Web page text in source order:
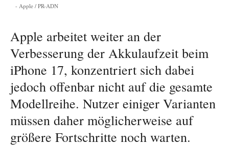
Apple / PR-ADN
Apple arbeitet weiter an der
Verbesserung der Akkulaufzeit beim
iPhone 17, konzentriert sich dabei
jedoch offenbar nicht auf die gesamte
Modellreihe. Nutzer einiger Varianten
müssen daher möglicherweise auf
größere Fortschritte noch warten.